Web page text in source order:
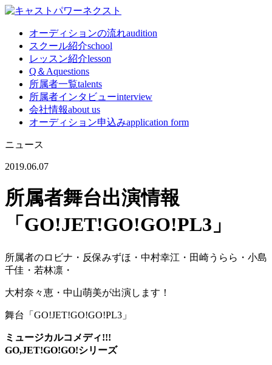
オーディションの流れaudition
スクール紹介school
レッスン紹介lesson
Q＆Aquestions
所属者一覧talents
所属者インタビューinterview
会社情報about us
オーディション申込みapplication form
ニュース
2019.06.07
所属者舞台出演情報
「GO!JET!GO!GO!PL3」
所属者のロビナ・反保みずほ・中村幸江・田崎うらら・小島
千佳・若林凛・
大村奈々恵・中山萌美が出演します！
舞台「GO!JET!GO!GO!PL3」
ミュージカルコメディ!!!
GO,JET!GO!GO!シリーズ